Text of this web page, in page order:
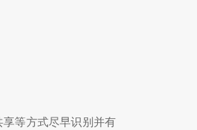
等方式尽早识别并有